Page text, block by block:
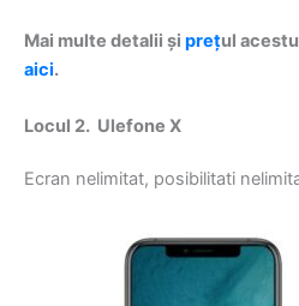
Mai multe detalii și prețul
aici.
Locul 2. Ulefone X
Ecran nelimitat, posibilitati